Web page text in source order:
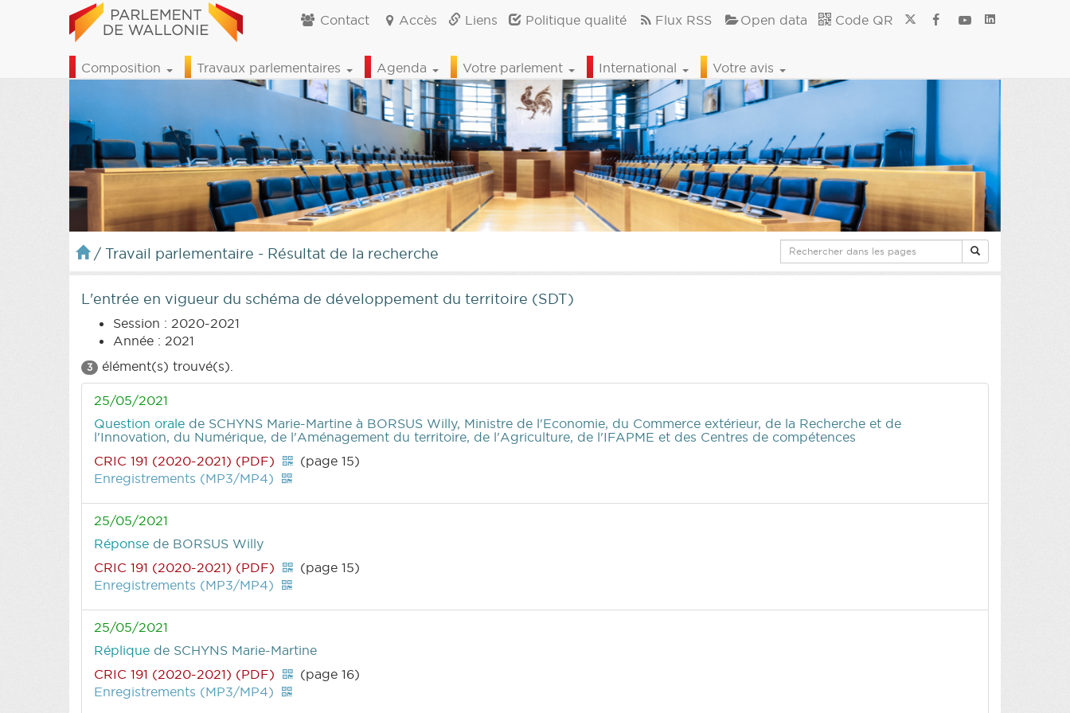
Contact Accès Liens Politique qualité Flux RSS Open data Code QR
Composition Travaux parlementaires Agenda Votre parlement International Votre avis
/ Travail parlementaire - Résultat de la recherche
L'entrée en vigueur du schéma de développement du territoire (SDT)
Session : 2020-2021
Année : 2021
3 élément(s) trouvé(s).
25/05/2021
Question orale de SCHYNS Marie-Martine à BORSUS Willy, Ministre de l'Economie, du Commerce extérieur, de la Recherche et de
l'Innovation, du Numérique, de l'Aménagement du territoire, de l'Agriculture, de l'IFAPME et des Centres de compétences
CRIC 191 (2020-2021) (PDF)
(page 15)
Enregistrements (MP3/MP4)
25/05/2021
Réponse de BORSUS Willy
CRIC 191 (2020-2021) (PDF)
(page 15)
Enregistrements (MP3/MP4)
25/05/2021
Réplique de SCHYNS Marie-Martine
CRIC 191 (2020-2021) (PDF)
(page 16)
Enregistrements (MP3/MP4)